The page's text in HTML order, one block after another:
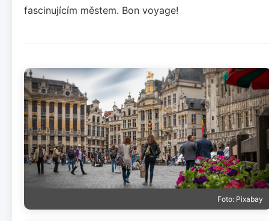
fascinujícím městem. Bon voyage!
Foto: Pixabay